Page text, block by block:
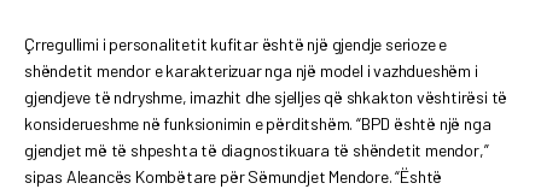
Çrregullimi i personalitetit kufitar është një gjendje serioze e
shëndetit mendor e karakterizuar nga një model i vazhdueshëm i
gjendjeve të ndryshme, imazhit dhe sjelljes që shkakton vështirësi të
konsiderueshme në funksionimin e përditshëm. “BPD është një nga
gjendjet më të shpeshta të diagnostikuara të shëndetit mendor,”
sipas Aleancës Kombëtare për Sëmundjet Mendore. “Është